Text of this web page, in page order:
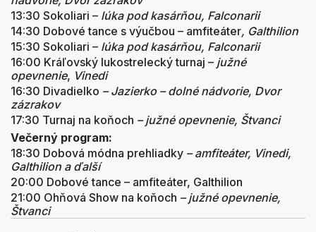
13:30 Sokoliari – lúka pod kasárňou, Falconarii
14:30 Dobové tance s výučbou – amfiteáter, Galthilion
15:30 Sokoliari – lúka pod kasárňou, Falconarii
16:00 Kráľovský lukostrelecký turnaj – južné
opevnenie, Vinedi
16:30 Divadielko – Jazierko – dolné nádvorie, Dvor
zázrakov
17:30 Turnaj na koňoch – južné opevnenie, Štvanci
Večerný program:
18:30 Dobová módna prehliadky – amfiteáter, Vinedi,
Galthilion a ďalší
20:00 Dobové tance – amfiteáter, Galthilion
21:00 Ohňová Show na koňoch – južné opevnenie,
Štvanci